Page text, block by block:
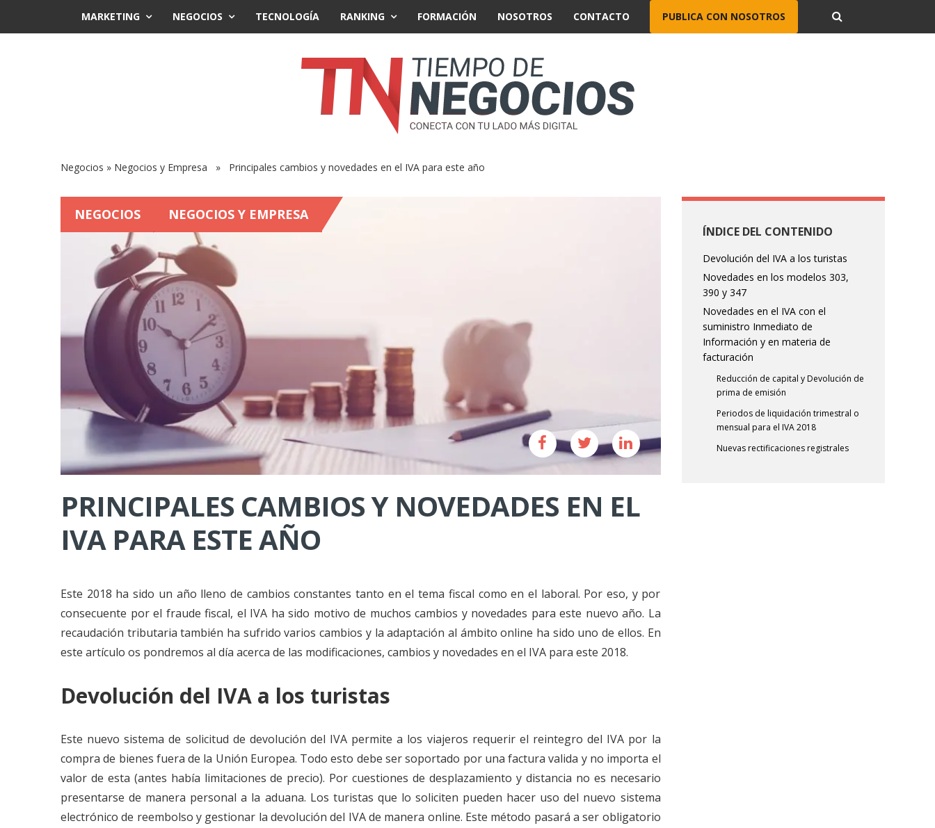
MARKETING NEGOCIOS TECNOLOGÍA RANKING FORMACIÓN NOSOTROS CONTACTO PUBLICA CON NOSOTROS
Negocios » Negocios y Empresa » Principales cambios y novedades en el IVA para este año
NEGOCIOS NEGOCIOS Y EMPRESA
PRINCIPALES CAMBIOS Y NOVEDADES EN EL
IVA PARA ESTE AÑO
Este 2018 ha sido un año lleno de cambios constantes tanto en el tema fiscal como en el laboral. Por eso, y por
consecuente por el fraude fiscal, el IVA ha sido motivo de muchos cambios y novedades para este nuevo año. La
recaudación tributaria también ha sufrido varios cambios y la adaptación al ámbito online ha sido uno de ellos. En
este artículo os pondremos al día acerca de las modificaciones, cambios y novedades en el IVA para este 2018.
Devolución del IVA a los turistas
Este nuevo sistema de solicitud de devolución del IVA permite a los viajeros requerir el reintegro del IVA por la
compra de bienes fuera de la Unión Europea. Todo esto debe ser soportado por una factura valida y no importa el
valor de esta (antes había limitaciones de precio). Por cuestiones de desplazamiento y distancia no es necesario
presentarse de manera personal a la aduana. Los turistas que lo soliciten pueden hacer uso del nuevo sistema
electrónico de reembolso y gestionar la devolución del IVA de manera online. Este método pasará a ser obligatorio
ÍNDICE DEL CONTENIDO
Devolución del IVA a los turistas
Novedades en los modelos 303,
390 y 347
Novedades en el IVA con el
suministro Inmediato de
Información y en materia de
facturación
Reducción de capital y Devolución de
prima de emisión
Periodos de liquidación trimestral o
mensual para el IVA 2018
Nuevas rectificaciones registrales